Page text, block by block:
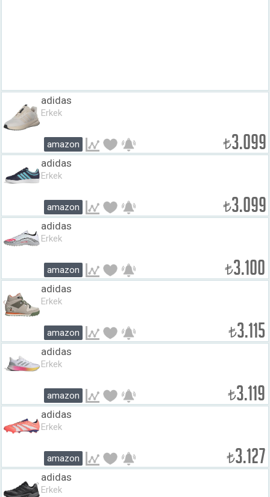
adidas
Erkek
amazon ₺3.099
adidas
Erkek
amazon ₺3.099
adidas
Erkek
amazon ₺3.100
adidas
Erkek
amazon ₺3.115
adidas
Erkek
amazon ₺3.119
adidas
Erkek
amazon ₺3.127
adidas
Erkek